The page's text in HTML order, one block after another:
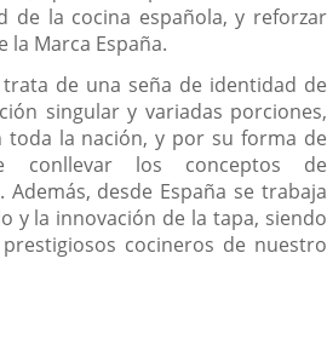
de la cocina española, y reforzar
la Marca España.
de una seña de identidad de
singular y variadas porciones,
toda la nación, y por su forma de
conllevar los conceptos de
desde España se trabaja
y la innovación de la tapa, siendo
cocineros de nuestro